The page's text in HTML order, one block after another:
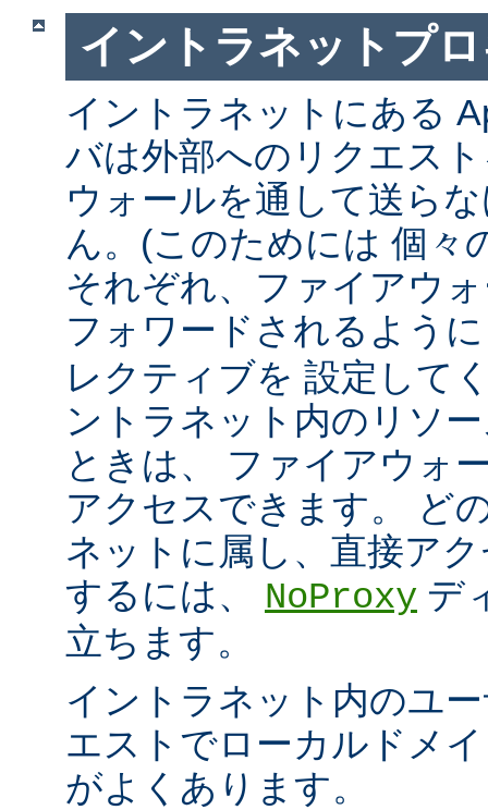
イントラネットプ
イントラネットにある
バは外部へのリクエス
ウォールを通して送ら
ん。(このためには 個々
それぞれ、ファイアウ
フォワードされるよう
レクティブを 設定して
ントラネット内のリソ
ときは、 ファイアウォ
アクセスできます。 ど
ネットに属し、直接ア
するには、 NoProxy デ
立ちます。
イントラネット内のユ
エストでローカルドメ
がよくあります。